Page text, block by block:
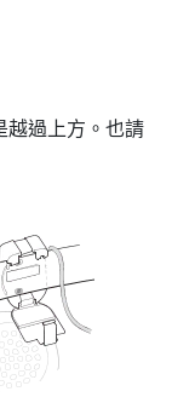
越過上方。也請